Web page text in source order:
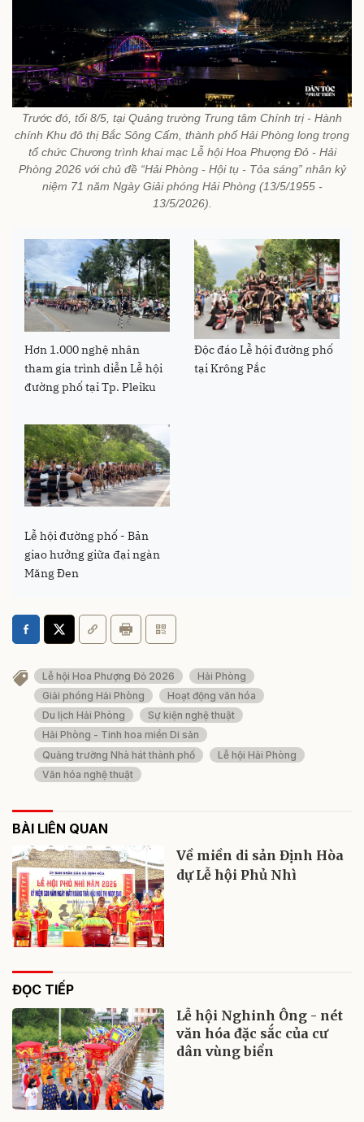
Trước đó, tối 8/5, tại Quảng trường Trung tâm Chính trị - Hành
chính Khu đô thị Bắc Sông Cấm, thành phố Hải Phòng long trọng
tổ chức Chương trình khai mạc Lễ hội Hoa Phượng Đỏ - Hải
Phòng 2026 với chủ đề “Hải Phòng - Hội tụ - Tỏa sáng” nhân kỷ
niệm 71 năm Ngày Giải phóng Hải Phòng (13/5/1955 -
13/5/2026).
Hơn 1.000 nghệ nhân
tham gia trình diễn Lễ hội
đường phố tại Tp. Pleiku
Độc đáo Lễ hội đường phố
tại Krông Pắc
Lễ hội đường phố - Bản
giao hưởng giữa đại ngàn
Măng Đen
Lễ hội Hoa Phượng Đỏ 2026
Hải Phòng
Giải phóng Hải Phòng
Hoạt động văn hóa
Du lịch Hải Phòng
Sự kiện nghệ thuật
Hải Phòng - Tinh hoa miền Di sản
Quảng trường Nhà hát thành phố
Lễ hội Hải Phòng
Văn hóa nghệ thuật
BÀI LIÊN QUAN
Về miền di sản Định Hòa
dự Lễ hội Phủ Nhì
ĐỌC TIẾP
Lễ hội Nghinh Ông - nét
văn hóa đặc sắc của cư
dân vùng biển